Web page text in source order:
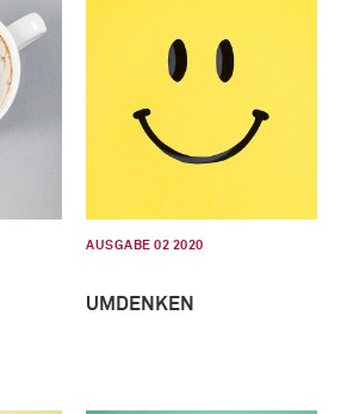
AUSGABE 02 2020
UMDENKEN